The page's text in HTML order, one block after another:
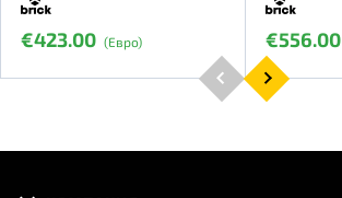
€423.00 (Евро) €556.00